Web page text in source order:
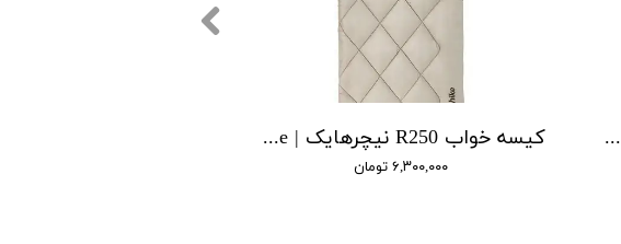
کیسه خواب R250 نیچرهایک | sleeping bag r250 naturehike
۶,۳۰۰,۰۰۰ تومان
کیسه خواب پانچویی نیچرهایک | cloack sleeping bag naturehike